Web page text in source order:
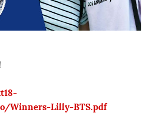
Winners-Lilly-BTS.pdf